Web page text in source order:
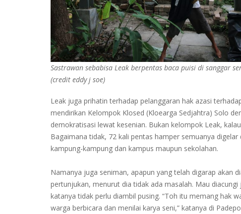
Sastrawan sebabisa Leak berpentas baca puisi di sanggar
(credit eddy j soe)
Leak juga prihatin terhadap pelanggaran hak azasi
mendirikan Kelompok Klosed (Kloearga Sedjahtra) Solo
demokratisasi lewat kesenian. Bukan kelompok Leak,
Bagaimana tidak, 72 kali pentas hamper semuanya
kampung-kampung dan kampus maupun sekolahan.
Namanya juga seniman, apapun yang telah digarap akan
pertunjukan, menurut dia tidak ada masalah. Mau
katanya tidak perlu diambil pusing. “Toh itu memang hak
warga berbicara dan menilai karya seni,” katanya di